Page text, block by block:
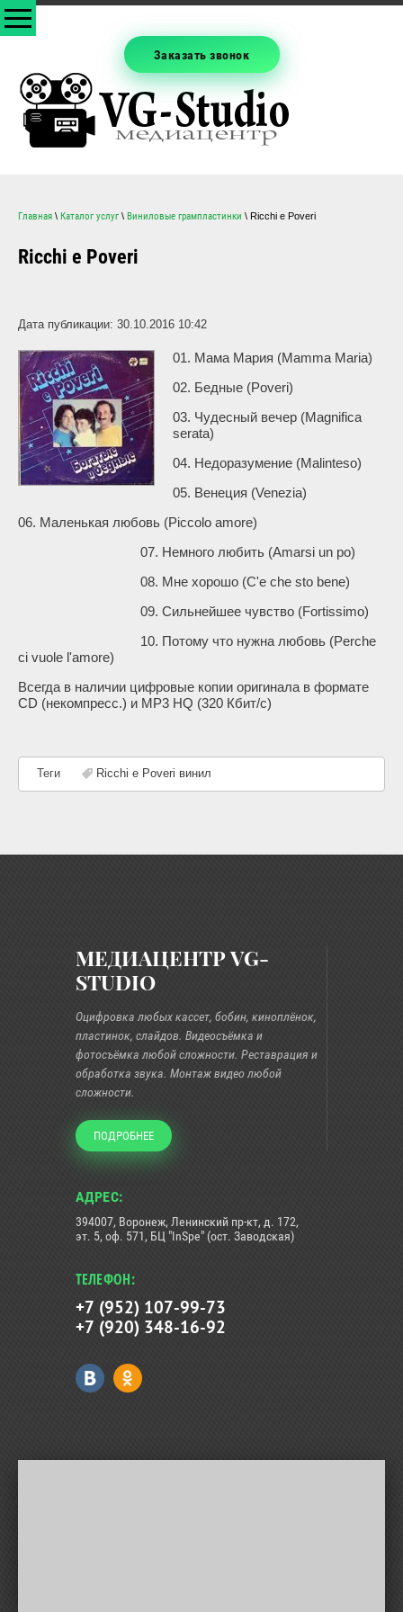
Заказать звонок
Главная \ Каталог услуг \ Виниловые грампластинки \ Ricchi e Poveri
Ricchi e Poveri
Дата публикации: 30.10.2016 10:42
01. Мама Мария (Mamma Maria)
02. Бедные (Poveri)
03. Чудесный вечер (Magnifica
serata)
04. Недоразумение (Malinteso)
05. Венеция (Venezia)
06. Маленькая любовь (Piccolo amore)
07. Немного любить (Amarsi un po)
08. Мне хорошо (C'e che sto bene)
09. Сильнейшее чувство (Fortissimo)
10. Потому что нужна любовь (Perche
ci vuole l'amore)
Всегда в наличии цифровые копии оригинала в формате
CD (некомпресс.) и MP3 HQ (320 Кбит/с)
Теги Ricchi e Poveri винил
МЕДИАЦЕНТР VG-
STUDIO
Оцифровка любых кассет, бобин, киноплёнок,
пластинок, слайдов. Видеосъёмка и
фотосъёмка любой сложности. Реставрация и
обработка звука. Монтаж видео любой
сложности.
ПОДРОБНЕЕ
АДРЕС:
394007, Воронеж, Ленинский пр-кт, д. 172,
эт. 5, оф. 571, БЦ "InSpe" (ост. Заводская)
ТЕЛЕФОН:
+7 (952) 107-99-73
+7 (920) 348-16-92